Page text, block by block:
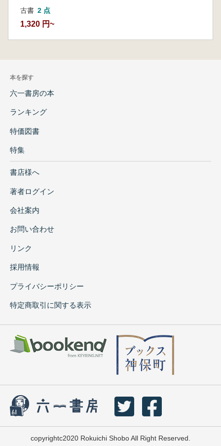
古書 2 点
1,320 円~
本を探す
六一書房の本
ランキング
特価図書
特集
書店様へ
著者ログイン
会社案内
お問い合わせ
リンク
採用情報
プライバシーポリシー
特定商取引に関する表示
copyrightc2020 Rokuichi Shobo All Right Reserved.